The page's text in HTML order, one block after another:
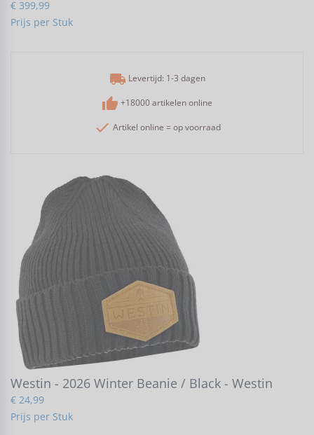
€ 399,99
Prijs per Stuk
local_shipping Levertijd: 1-3 dagen
thumb_up +18000 artikelen online
check Artikel online = op voorraad
Westin - 2026 Winter Beanie / Black - Westin
€ 24,99
Prijs per Stuk